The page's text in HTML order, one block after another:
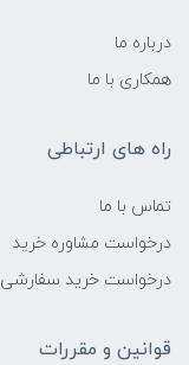
درباره ما
همکاری با ما
راه های ارتباطی
تماس با ما
درخواست مشاوره خرید
درخواست خرید سفارشی
قوانین و مقررات